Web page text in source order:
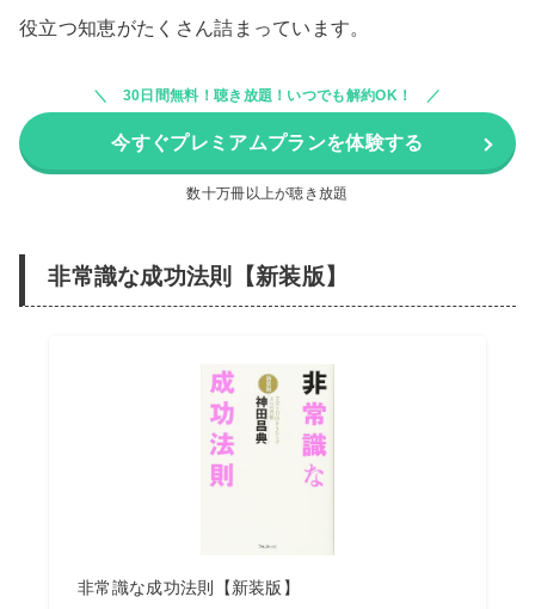
役立つ知恵がたくさん詰まっています。
30日間無料！聴き放題！いつでも解約OK！
今すぐプレミアムプランを体験する
数十万冊以上が聴き放題
非常識な成功法則【新装版】
非常識な成功法則【新装版】